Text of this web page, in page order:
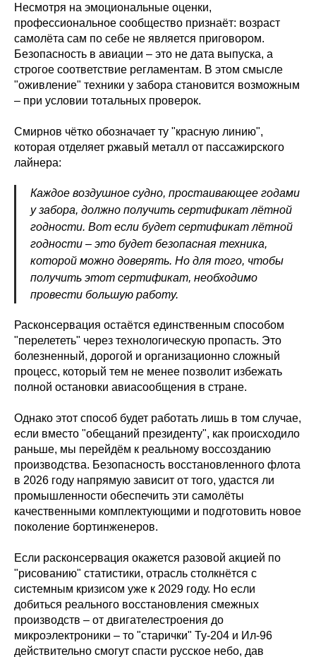
Несмотря на эмоциональные оценки,
профессиональное сообщество признаёт: возраст
самолёта сам по себе не является приговором.
Безопасность в авиации – это не дата выпуска, а
строгое соответствие регламентам. В этом смысле
"оживление" техники у забора становится возможным
– при условии тотальных проверок.
Смирнов чётко обозначает ту "красную линию",
которая отделяет ржавый металл от пассажирского
лайнера:
Каждое воздушное судно, простаивающее годами
у забора, должно получить сертификат лётной
годности. Вот если будет сертификат лётной
годности – это будет безопасная техника,
которой можно доверять. Но для того, чтобы
получить этот сертификат, необходимо
провести большую работу.
Расконсервация остаётся единственным способом
"перелететь" через технологическую пропасть. Это
болезненный, дорогой и организационно сложный
процесс, который тем не менее позволит избежать
полной остановки авиасообщения в стране.
Однако этот способ будет работать лишь в том случае,
если вместо "обещаний президенту", как происходило
раньше, мы перейдём к реальному воссозданию
производства. Безопасность восстановленного флота
в 2026 году напрямую зависит от того, удастся ли
промышленности обеспечить эти самолёты
качественными комплектующими и подготовить новое
поколение бортинженеров.
Если расконсервация окажется разовой акцией по
"рисованию" статистики, отрасль столкнётся с
системным кризисом уже к 2029 году. Но если
добиться реального восстановления смежных
производств – от двигателестроения до
микроэлектроники – то "старички" Ту-204 и Ил-96
действительно смогут спасти русское небо, дав